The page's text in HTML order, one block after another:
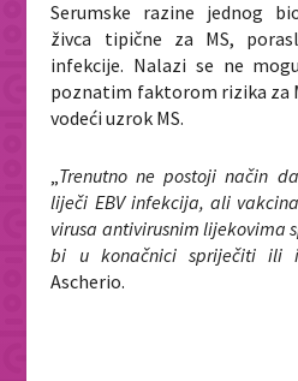
Serumske razine jednog
živca tipične za MS,
infekcije. Nalazi se ne
poznatim faktorom rizika za
vodeći uzrok MS.
Trenutno ne postoji način
liječi EBV infekcija, ali
virusa antivirusnim lijekovima
bi u konačnici spriječiti ili
Ascherio.